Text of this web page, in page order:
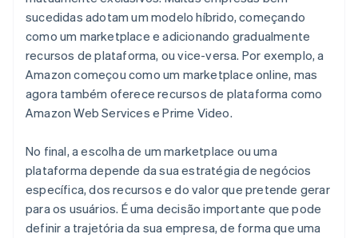
sucedidas adotam um modelo híbrido, começando
como um marketplace e adicionando gradualmente
recursos de plataforma, ou vice-versa. Por exemplo, a
Amazon começou como um marketplace online, mas
agora também oferece recursos de plataforma como
Amazon Web Services e Prime Video.
No final, a escolha de um marketplace ou uma
plataforma depende da sua estratégia de negócios
específica, dos recursos e do valor que pretende gerar
para os usuários. É uma decisão importante que pode
definir a trajetória da sua empresa, de forma que uma